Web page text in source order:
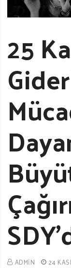
25
ADMIN 24